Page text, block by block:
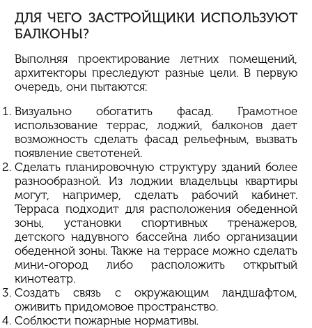
ДЛЯ ЧЕГО ЗАСТРОЙЩИКИ ИСПОЛЬЗУЮТ
БАЛКОНЫ?
Выполняя проектирование летних помещений,
архитекторы преследуют разные цели. В первую
очередь, они пытаются:
Визуально обогатить фасад. Грамотное
использование террас, лоджий, балконов дает
возможность сделать фасад рельефным, вызвать
появление светотеней.
Сделать планировочную структуру зданий более
разнообразной. Из лоджии владельцы квартиры
могут, например, сделать рабочий кабинет.
Терраса подходит для расположения обеденной
зоны, установки спортивных тренажеров,
детского надувного бассейна либо организации
обеденной зоны. Также на террасе можно сделать
мини-огород либо расположить открытый
кинотеатр.
Создать связь с окружающим ландшафтом,
оживить придомовое пространство.
Соблюсти пожарные нормативы.